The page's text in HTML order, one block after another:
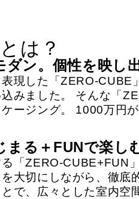
は？
ダン。個性を映し
現した「ZERO-
みました。 そんな「
ージング。 1000万円
まる＋FUNで楽し
「ZERO-CUBE+FUN
大切にしながら、徹
で、広々とした室内